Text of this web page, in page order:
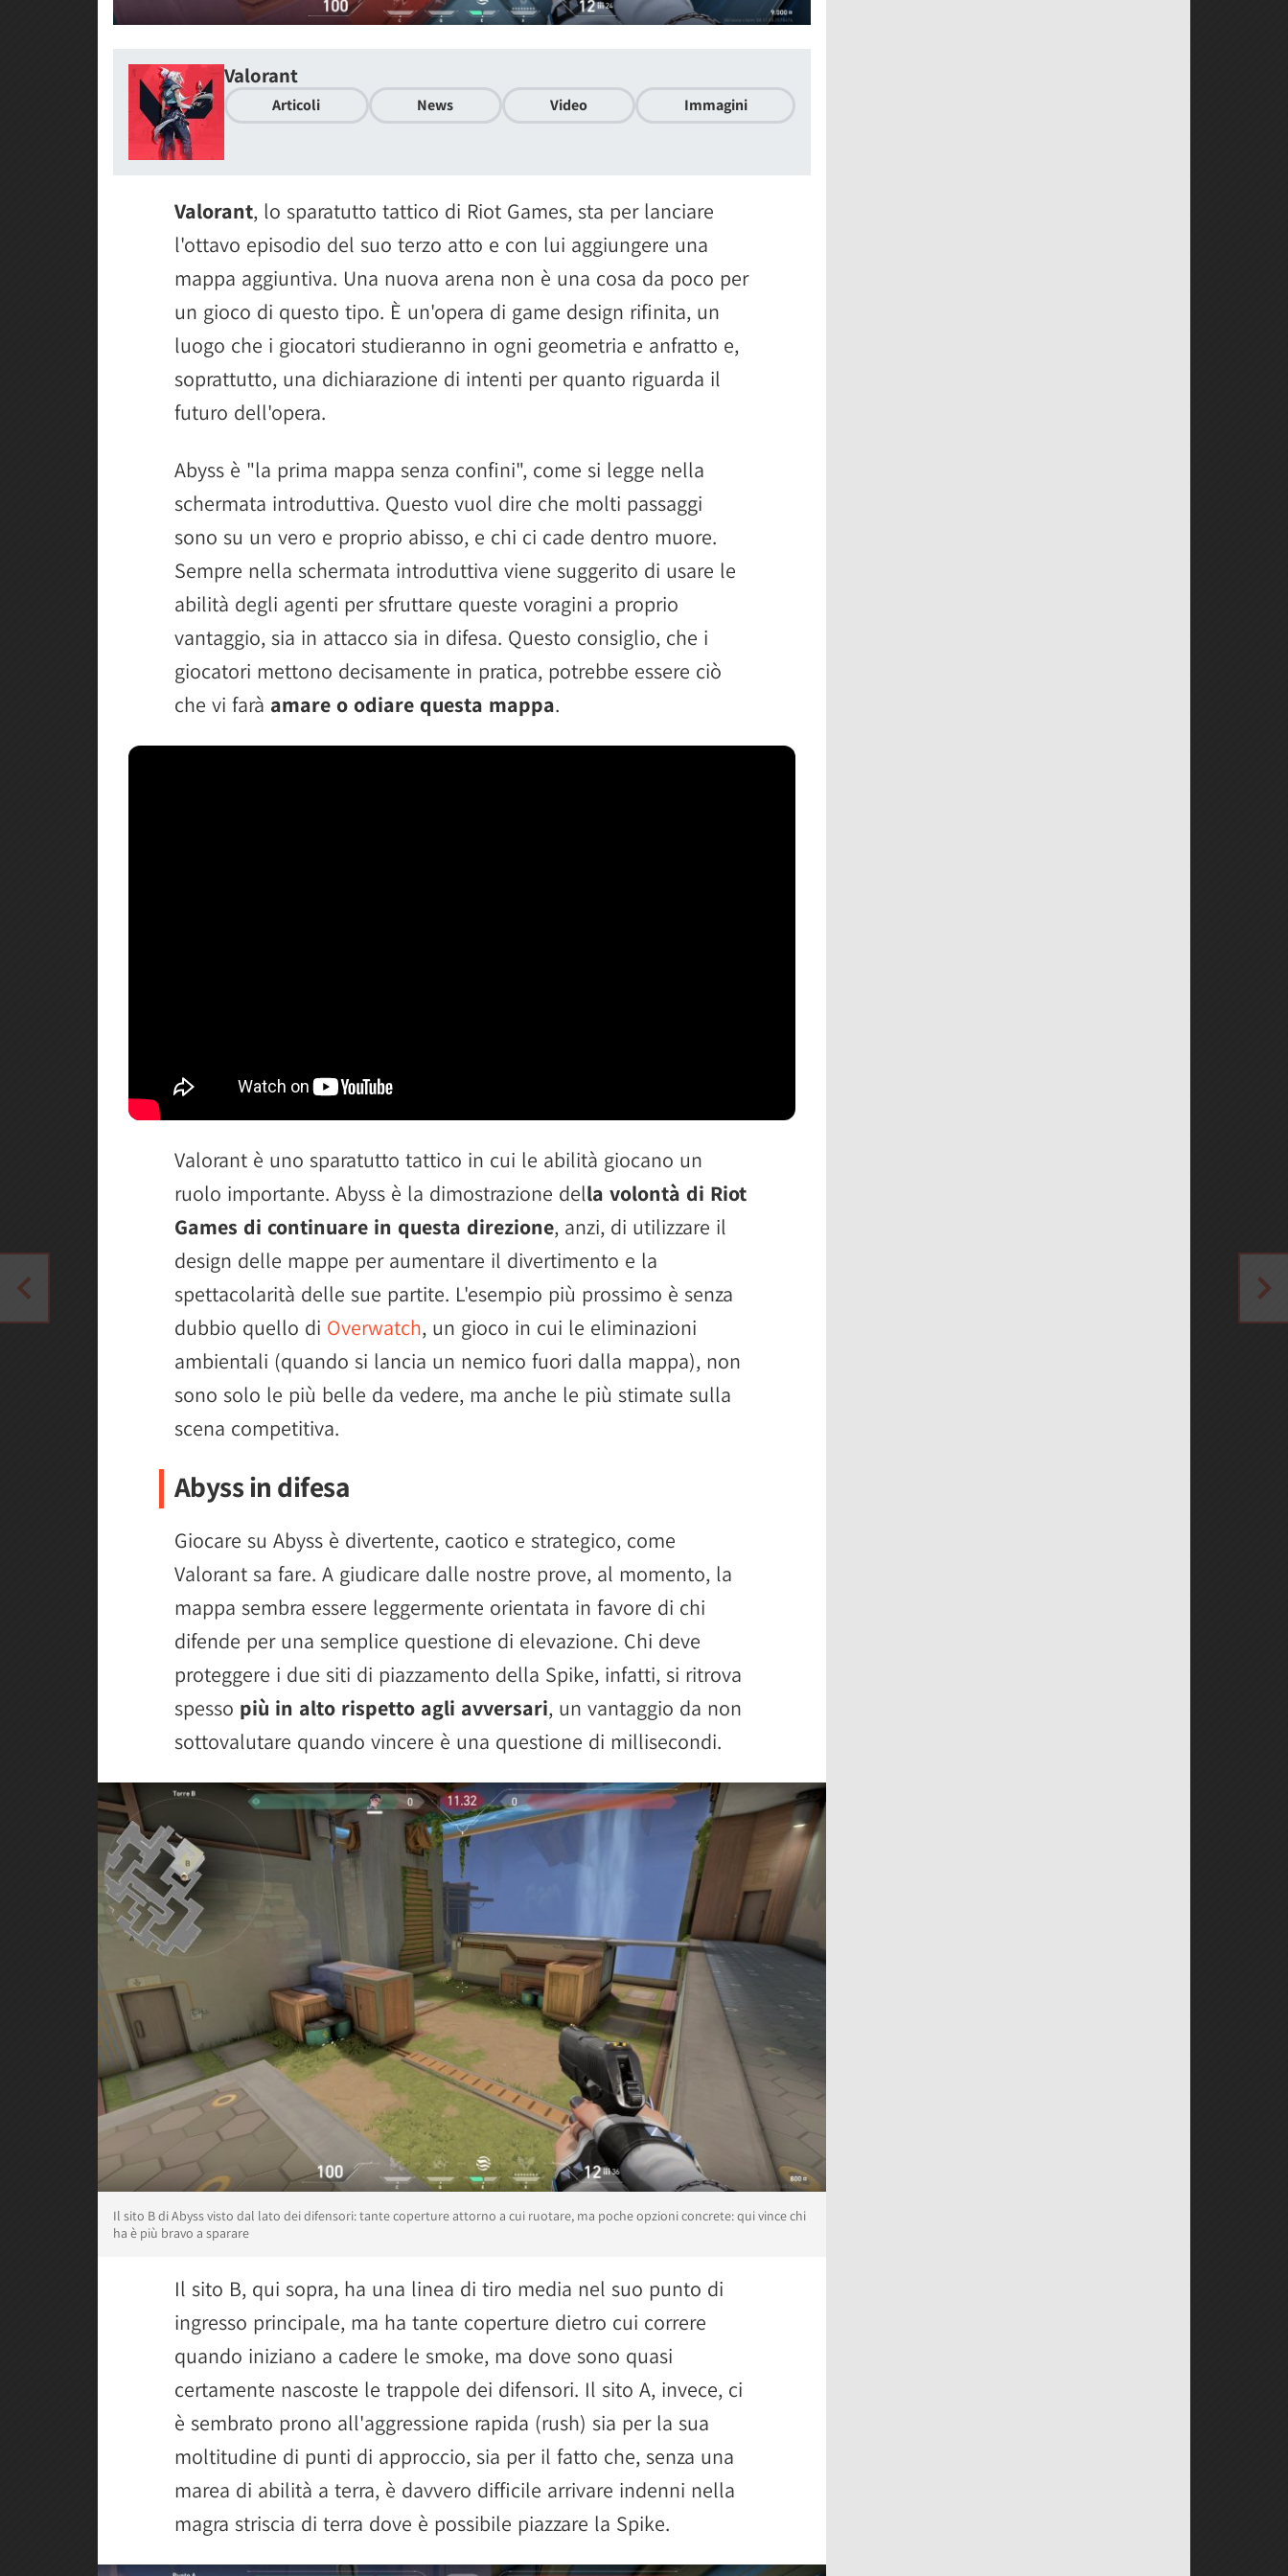
Valorant
Articoli News Video Immagini
Valorant, lo sparatutto tattico di Riot Games, sta per lanciare
l'ottavo episodio del suo terzo atto e con lui aggiungere una
mappa aggiuntiva. Una nuova arena non è una cosa da poco per
un gioco di questo tipo. È un'opera di game design rifinita, un
luogo che i giocatori studieranno in ogni geometria e anfratto e,
soprattutto, una dichiarazione di intenti per quanto riguarda il
futuro dell'opera.
Abyss è "la prima mappa senza confini", come si legge nella
schermata introduttiva. Questo vuol dire che molti passaggi
sono su un vero e proprio abisso, e chi ci cade dentro muore.
Sempre nella schermata introduttiva viene suggerito di usare le
abilità degli agenti per sfruttare queste voragini a proprio
vantaggio, sia in attacco sia in difesa. Questo consiglio, che i
giocatori mettono decisamente in pratica, potrebbe essere ciò
che vi farà amare o odiare questa mappa.
Valorant è uno sparatutto tattico in cui le abilità giocano un
ruolo importante. Abyss è la dimostrazione della volontà di Riot
Games di continuare in questa direzione, anzi, di utilizzare il
design delle mappe per aumentare il divertimento e la
spettacolarità delle sue partite. L'esempio più prossimo è senza
dubbio quello di Overwatch, un gioco in cui le eliminazioni
ambientali (quando si lancia un nemico fuori dalla mappa), non
sono solo le più belle da vedere, ma anche le più stimate sulla
scena competitiva.
Abyss in difesa
Giocare su Abyss è divertente, caotico e strategico, come
Valorant sa fare. A giudicare dalle nostre prove, al momento, la
mappa sembra essere leggermente orientata in favore di chi
difende per una semplice questione di elevazione. Chi deve
proteggere i due siti di piazzamento della Spike, infatti, si ritrova
spesso più in alto rispetto agli avversari, un vantaggio da non
sottovalutare quando vincere è una questione di millisecondi.
Il sito B di Abyss visto dal lato dei difensori: tante coperture attorno a cui ruotare, ma poche opzioni concrete: qui vince chi
ha è più bravo a sparare
Il sito B, qui sopra, ha una linea di tiro media nel suo punto di
ingresso principale, ma ha tante coperture dietro cui correre
quando iniziano a cadere le smoke, ma dove sono quasi
certamente nascoste le trappole dei difensori. Il sito A, invece, ci
è sembrato prono all'aggressione rapida (rush) sia per la sua
moltitudine di punti di approccio, sia per il fatto che, senza una
marea di abilità a terra, è davvero difficile arrivare indenni nella
magra striscia di terra dove è possibile piazzare la Spike.